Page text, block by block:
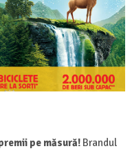
pe măsură! Brandul